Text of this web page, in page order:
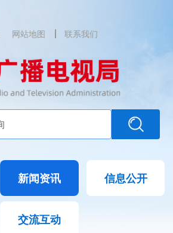
网站地图 联系我们
新闻资讯 信息公开
交流互动